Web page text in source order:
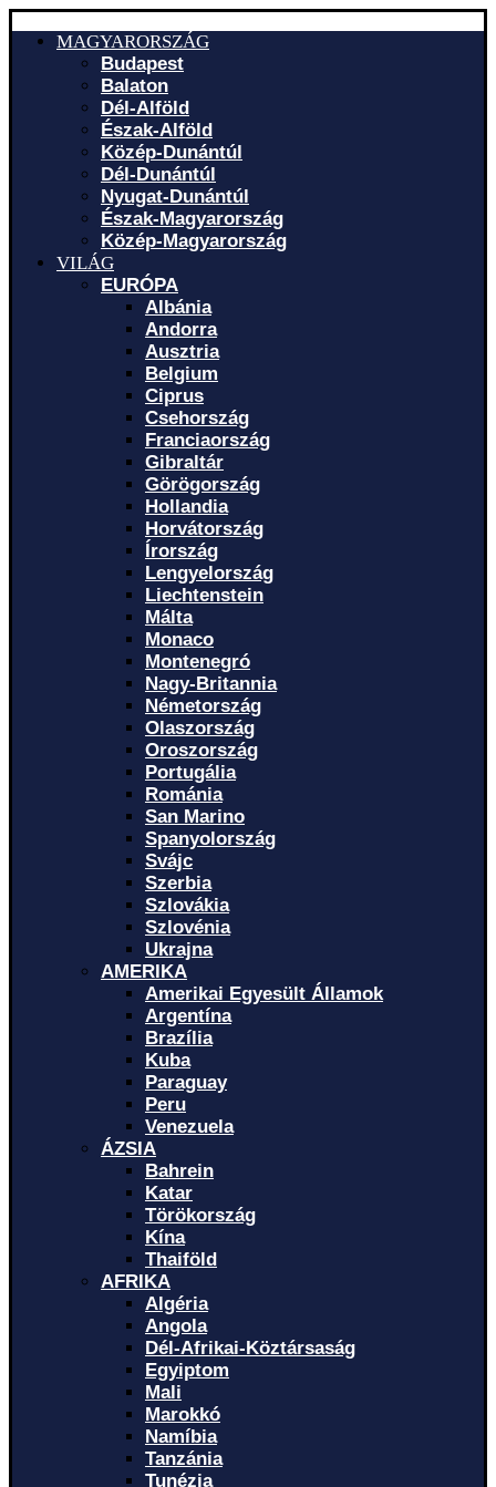
MAGYARORSZÁG
Budapest
Balaton
Dél-Alföld
Észak-Alföld
Közép-Dunántúl
Dél-Dunántúl
Nyugat-Dunántúl
Észak-Magyarország
Közép-Magyarország
VILÁG
EURÓPA
Albánia
Andorra
Ausztria
Belgium
Ciprus
Csehország
Franciaország
Gibraltár
Görögország
Hollandia
Horvátország
Írország
Lengyelország
Liechtenstein
Málta
Monaco
Montenegró
Nagy-Britannia
Németország
Olaszország
Oroszország
Portugália
Románia
San Marino
Spanyolország
Svájc
Szerbia
Szlovákia
Szlovénia
Ukrajna
AMERIKA
Amerikai Egyesült Államok
Argentína
Brazília
Kuba
Paraguay
Peru
Venezuela
ÁZSIA
Bahrein
Katar
Törökország
Kína
Thaiföld
AFRIKA
Algéria
Angola
Dél-Afrikai-Köztársaság
Egyiptom
Mali
Marokkó
Namíbia
Tanzánia
Tunézia